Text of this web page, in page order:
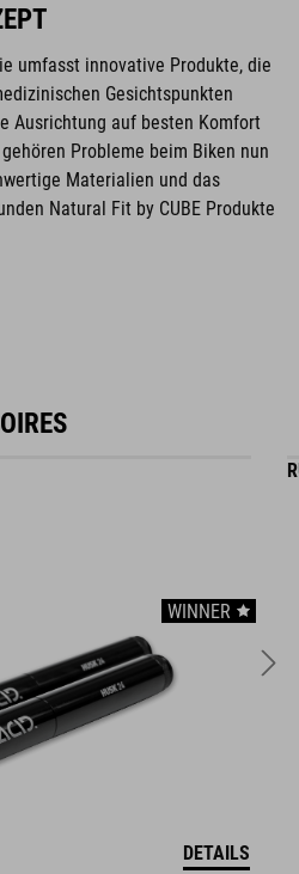
mit Bosch Powertube 750
XL)
umfasst innovative Produkte, die
Gesichtspunkten
Ausrichtung auf besten Komfort
Probleme beim Biken nun
Materialien und das
Natural Fit by CUBE Produkte
WINNER
DETAILS